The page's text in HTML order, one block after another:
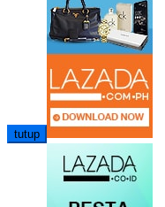
tutup